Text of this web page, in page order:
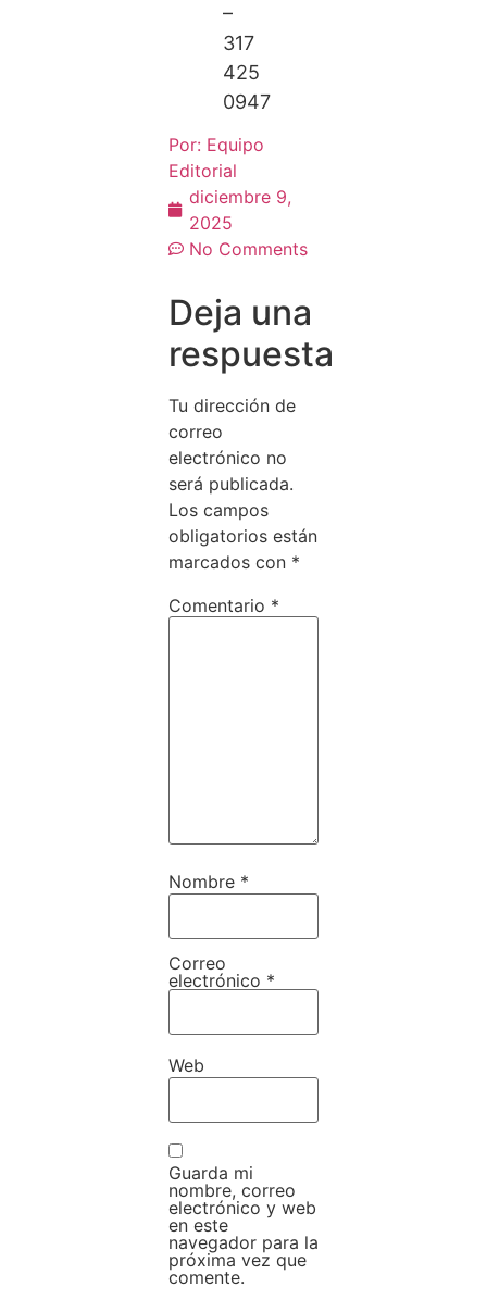
–
317
425
0947
Por: Equipo
Editorial
diciembre 9,
2025
No Comments
Deja una
respuesta
Tu dirección de
correo
electrónico no
será publicada.
Los campos
obligatorios están
marcados con *
Comentario *
Nombre *
Correo
electrónico *
Web
Guarda mi
nombre, correo
electrónico y web
en este
navegador para la
próxima vez que
comente.